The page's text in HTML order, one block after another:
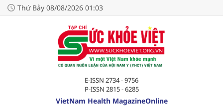
Thứ Bảy 08/08/2026 01:03
E-ISSN 2734 - 9756
P-ISSN 2815 - 6285
VietNam Health MagazineOnline